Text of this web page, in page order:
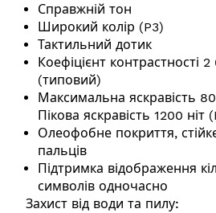
Справжній тон
Широкий колір (P3)
Тактильний дотик
Коефіцієнт контрастності
(типовий)
Максимальна яскравість
Пікова яскравість 1200 ніт
Олеофобне покриття,
пальців
Підтримка відображення
символів одночасно
Захист від води та пилу: